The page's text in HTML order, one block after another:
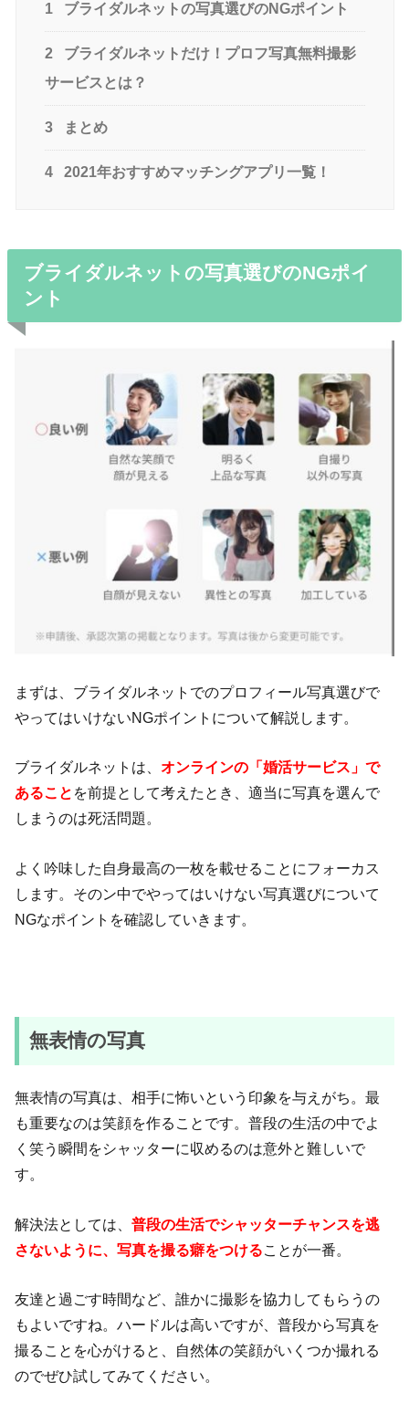
1 ブライダルネットの写真選びのNGポイント
2
ブライダルネットだけ！プロフ写真無料撮影
サービスとは？
3 まとめ
4 2021年おすすめマッチングアプリ一覧！
ブライダルネットの写真選びのNGポイ
ント
まずは、ブライダルネットでのプロフィール写真選びで
やってはいけないNGポイントについて解説します。
ブライダルネットは、オンラインの「婚活サービス」で
あること を前提として考えたとき、適当に写真を選んで
しまうのは死活問題。
よく吟味した自身最高の一枚を載せることにフォーカス
します。そのン中でやってはいけない写真選びについて
NGなポイントを確認していきます。
無表情の写真
無表情の写真は、相手に怖いという印象を与えがち。最
も重要なのは笑顔を作ることです。普段の生活の中でよ
く笑う瞬間をシャッターに収めるのは意外と難しいで
す。
解決法としては、普段の生活でシャッターチャンスを逃
さないように、写真を撮る癖をつけることが一番。
友達と過ごす時間など、誰かに撮影を協力してもらうの
もよいですね。ハードルは高いですが、普段から写真を
撮ることを心がけると、自然体の笑顔がいくつか撮れる
のでぜひ試してみてください。